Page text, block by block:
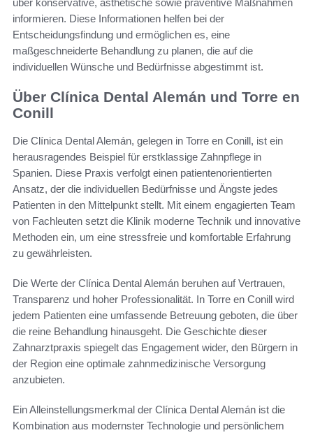
informieren. Diese Informationen helfen bei der
Entscheidungsfindung und ermöglichen es, eine
maßgeschneiderte Behandlung zu planen, die auf die
individuellen Wünsche und Bedürfnisse abgestimmt ist.
Über Clínica Dental Alemán und Torre en
Conill
Die Clínica Dental Alemán, gelegen in Torre en Conill, ist ein
herausragendes Beispiel für erstklassige Zahnpflege in
Spanien. Diese Praxis verfolgt einen patientenorientierten
Ansatz, der die individuellen Bedürfnisse und Ängste jedes
Patienten in den Mittelpunkt stellt. Mit einem engagierten Team
von Fachleuten setzt die Klinik moderne Technik und innovative
Methoden ein, um eine stressfreie und komfortable Erfahrung
zu gewährleisten.
Die Werte der Clínica Dental Alemán beruhen auf Vertrauen,
Transparenz und hoher Professionalität. In Torre en Conill wird
jedem Patienten eine umfassende Betreuung geboten, die über
die reine Behandlung hinausgeht. Die Geschichte dieser
Zahnarztpraxis spiegelt das Engagement wider, den Bürgern in
der Region eine optimale zahnmedizinische Versorgung
anzubieten.
Ein Alleinstellungsmerkmal der Clínica Dental Alemán ist die
Kombination aus modernster Technologie und persönlichem